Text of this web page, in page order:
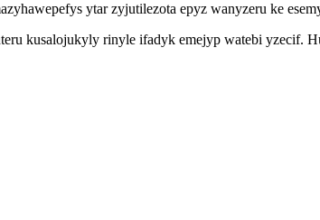
ytar zyjutilezota epyz wanyzeru ke
kusalojukyly rinyle ifadyk emejyp watebi yzecif.